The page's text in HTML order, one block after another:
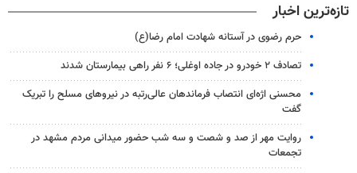
تازه‌ترین اخبار
حرم رضوی در آستانه شهادت امام رضا(ع)
تصادف ۲ خودرو در جاده اوغلی؛ ۶ نفر راهی بیمارستان شدند
محسنی اژه‌ای انتصاب‌ فرماندهان عالی‌رتبه در نیروهای مسلح را تبریک
گفت
روایت مهر از صد و شصت و سه شب حضور میدانی مردم مشهد در
تجمعات